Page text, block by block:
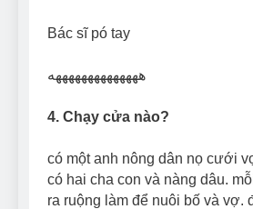
Bác sĩ pó tay
ههههههههههههههه
4. Chạy cửa nào?
có một anh nông dân nọ cưới
có hai cha con và nàng dâu.
ra ruộng làm để nuôi bố và vợ.